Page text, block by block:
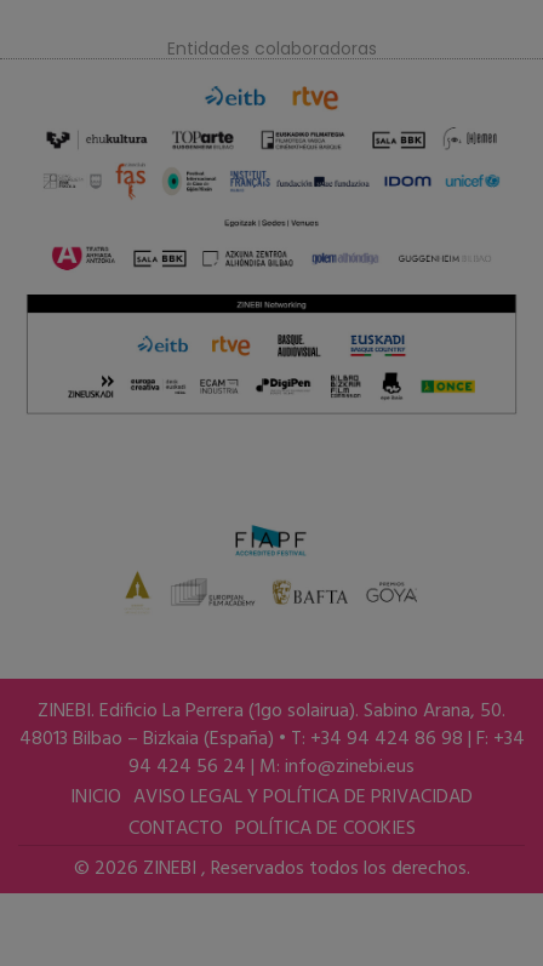
Entidades colaboradoras
ZINEBI. Edificio La Perrera (1go solairua). Sabino Arana, 50.
48013 Bilbao – Bizkaia (España) • T: +34 94 424 86 98 | F: +34
94 424 56 24 | M:info@zinebi.eus
INICIO AVISO LEGAL Y POLÍTICA DE PRIVACIDAD
CONTACTO POLÍTICA DE COOKIES
© 2026 ZINEBI , Reservados todos los derechos.